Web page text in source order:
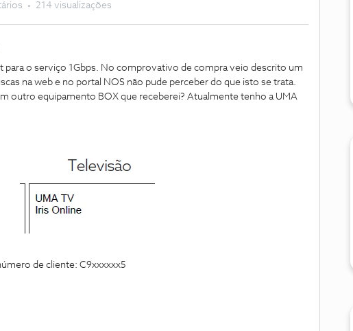
214 visualizações
para o serviço 1Gbps. No comprovativo de compra veio descrito um
na web e no portal NOS não pude perceber do que isto se trata.
outro equipamento BOX que receberei? Atualmente tenho a UMA
de cliente: C9xxxxxx5